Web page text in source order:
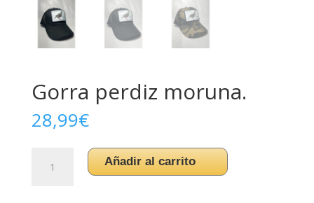
Gorra perdiz moruna.
28,99€
perdiz
Añadir al carrito